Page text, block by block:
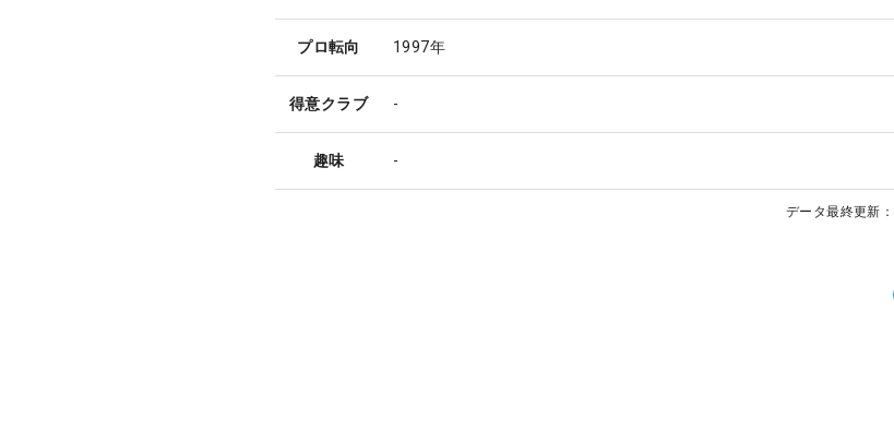
プロ転向 1997年
得意クラブ -
趣味 -
データ最終更新：